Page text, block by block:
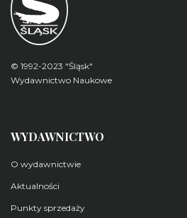
© 1992-2023 "Śląsk"
Wydawnictwo Naukowe
WYDAWNICTWO
O wydawnictwie
Aktualności
Punkty sprzedaży